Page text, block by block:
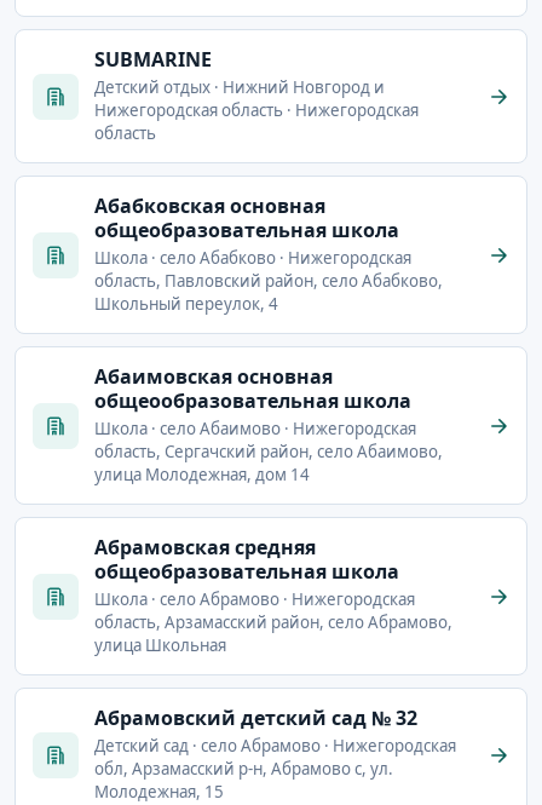
SUBMARINE
Детский отдых · Нижний Новгород и
Нижегородская область · Нижегородская
область
Абабковская основная
общеобразовательная школа
Школа · село Абабково · Нижегородская
область, Павловский район, село Абабково,
Школьный переулок, 4
Абаимовская основная
общеообразовательная школа
Школа · село Абаимово · Нижегородская
область, Сергачский район, село Абаимово,
улица Молодежная, дом 14
Абрамовская средняя
общеобразовательная школа
Школа · село Абрамово · Нижегородская
область, Арзамасский район, село Абрамово,
улица Школьная
Абрамовский детский сад № 32
Детский сад · село Абрамово · Нижегородская
обл, Арзамасский р-н, Абрамово с, ул.
Молодежная, 15